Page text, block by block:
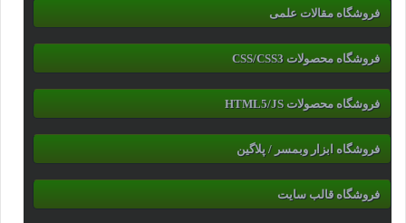
فروشگاه مقالات علمی
فروشگاه محصولات CSS/CSS3
فروشگاه محصولات HTML5/JS
فروشگاه ابزار وبمسر / پلاگین
فروشگاه قالب سایت